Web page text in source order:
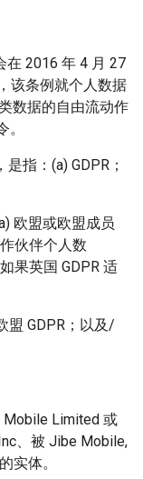
在 2016 年 4 月 27
该条例就个人数据
数据的自由流动作
指：(a) GDPR；
欧盟或欧盟成员
伙伴个人数
果英国 GDPR 适
盟 GDPR；以及/
Mobile Limited 或
、被 Jibe Mobile,
实体。